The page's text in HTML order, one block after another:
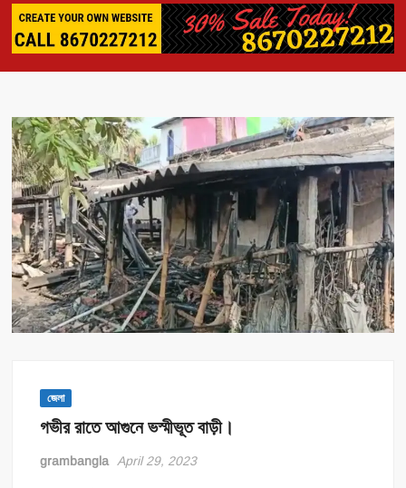
জেলা
গভীর রাতে আগুনে ভস্মীভূত বাড়ী।
grambangla April 29, 2023